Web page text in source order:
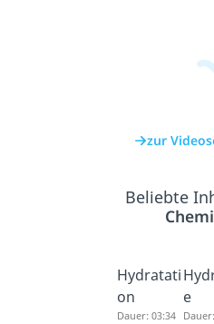
zur
Beliebte
Hydratati
on
Dauer: 03:34
e